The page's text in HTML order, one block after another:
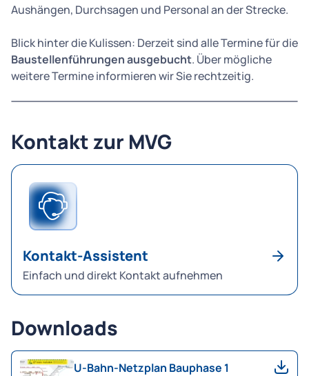
Aushängen, Durchsagen und Personal an der Strecke.
Blick hinter die Kulissen: Derzeit sind alle Termine für die
Baustellenführungen ausgebucht. Über mögliche
weitere Termine informieren wir Sie rechtzeitig.
Kontakt zur MVG
Kontakt-Assistent
Einfach und direkt Kontakt aufnehmen
Downloads
U-Bahn-Netzplan Bauphase 1